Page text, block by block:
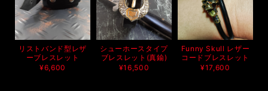
リストバンド型レザ
ーブレスレット
¥6,600
シューホースタイプ
ブレスレット(真鍮)
¥16,500
Funny Skull レザー
コードブレスレット
¥17,600